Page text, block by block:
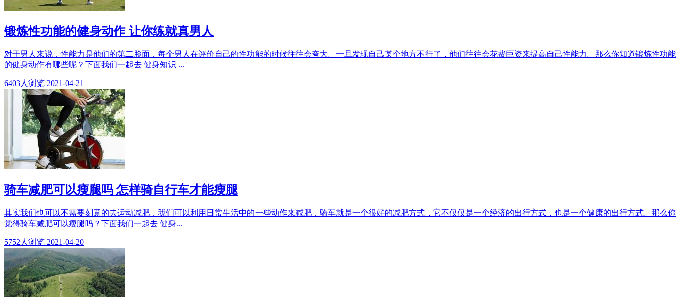
锻炼性功能的健身动作 让你练就真男人
对于男人来说，性能力是他们的第二脸面，每个男人在评价自己的性功能的时候往往会夸大。一旦发现自己某个地方不行了，他们往往会花费巨资来提高自己性能力。那么你知道锻炼性功能
的健身动作有哪些呢？下面我们一起去 健身知识 ...
6403人浏览 2021-04-21
骑车减肥可以瘦腿吗 怎样骑自行车才能瘦腿
其实我们也可以不需要刻意的去运动减肥，我们可以利用日常生活中的一些动作来减肥，骑车就是一个很好的减肥方式，它不仅仅是一个经济的出行方式，也是一个健康的出行方式。那么你
觉得骑车减肥可以瘦腿吗？下面我们一起去 健身...
5752 人浏览 2021-04-20